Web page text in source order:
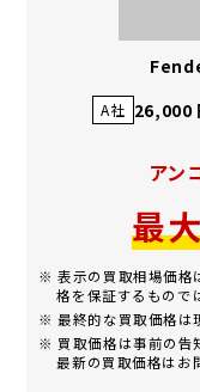
A社 26,000
アン
最
※ 表示の買取相場価格
格を保証するもので
※ 最終的な買取価格は
※ 買取価格は事前の告
最新の買取価格はお